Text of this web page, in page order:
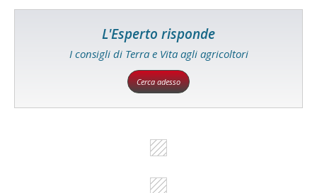
L'Esperto risponde
I consigli di Terra e Vita agli agricoltori
Cerca adesso